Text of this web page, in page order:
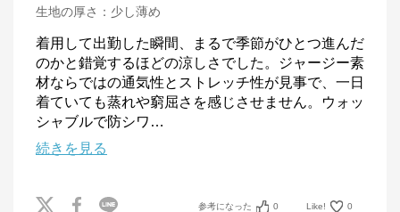
生地の厚さ ： 少し薄め
着用して出勤した瞬間、まるで季節がひとつ進んだ
のかと錯覚するほどの涼しさでした。ジャージー素
材ならではの通気性とストレッチ性が見事で、一日
着ていても蒸れや窮屈さを感じさせません。ウォッ
シャブルで防シワ …
続きを見る
参考になった 0 Like! 0